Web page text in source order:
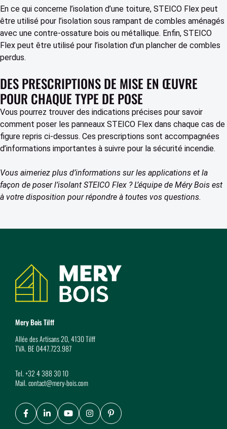
En ce qui concerne l’isolation d’une toiture, STEICO Flex peut
être utilisé pour l’isolation sous rampant de combles aménagés
avec une contre-ossature bois ou métallique. Enfin, STEICO
Flex peut être utilisé pour l’isolation d’un plancher de combles
perdus.
DES PRESCRIPTIONS DE MISE EN ŒUVRE
POUR CHAQUE TYPE DE POSE
Vous pourrez trouver des indications précises pour savoir
comment poser les panneaux STEICO Flex dans chaque cas de
figure repris ci-dessus. Ces prescriptions sont accompagnées
d’informations importantes à suivre pour la sécurité incendie.
Vous aimeriez plus d’informations sur les applications et la
façon de poser l’isolant STEICO Flex ? L’équipe de Méry Bois est
à votre disposition pour répondre à toutes vos questions.
Coordonnées
Mery Bois Tilff
Allée des Artisans 20, 4130 Tilff
TVA. BE 0447.723.987
Tel.+32 4 388 30 10
Mail.contact@mery-bois.com
Facebook
LinkedIn
YoutubeInstagram
Pinterest